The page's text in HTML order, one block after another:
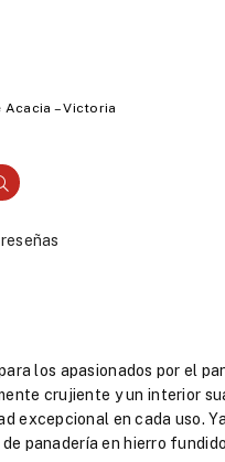
Acacia – Victoria
los apasionados por el
crujiente y un interior
excepcional en cada uso.
panadería en hierro